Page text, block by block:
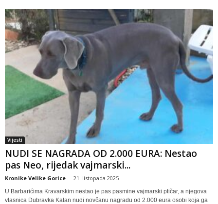
Vijesti
NUDI SE NAGRADA OD 2.000 EURA: Nestao
pas Neo, rijedak vajmarski...
Kronike Velike Gorice - 21. listopada 2025
U Barbarićima Kravarskim nestao je pas pasmine vajmarski ptičar, a njegova
vlasnica Dubravka Kalan nudi novčanu nagradu od 2.000 eura osobi koja ga